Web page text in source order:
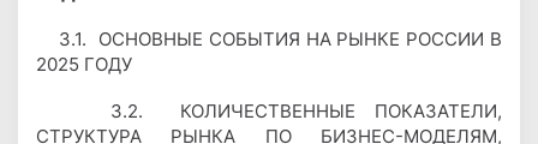
3.1. ОСНОВНЫЕ СОБЫТИЯ НА РЫНКЕ РОССИИ В
2025 ГОДУ
3.2. КОЛИЧЕСТВЕННЫЕ ПОКАЗАТЕЛИ,
СТРУКТУРА РЫНКА ПО БИЗНЕС-МОДЕЛЯМ,